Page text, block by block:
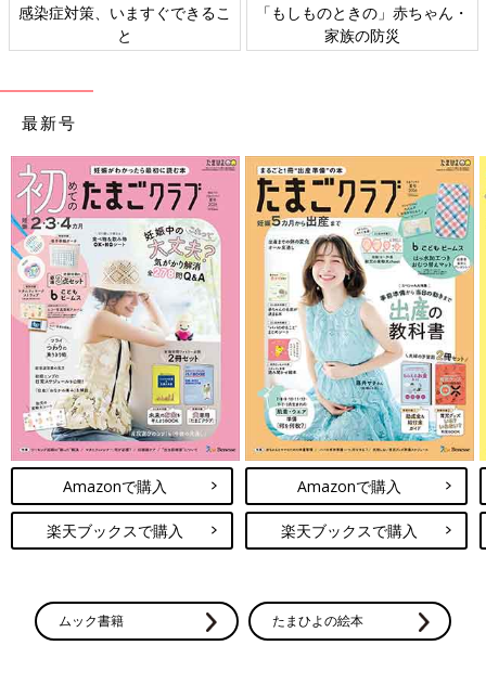
感染症対策、いますぐできるこ
と
「もしものときの」赤ちゃん・
家族の防災
最新号
Amazonで購入
楽天ブックスで購入
Amazonで購入
楽天ブックスで購入
ムック書籍 たまひよの絵本